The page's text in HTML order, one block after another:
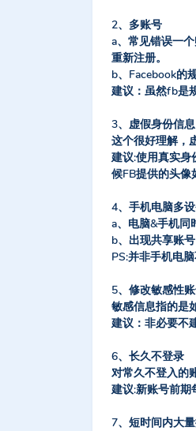
2、多账号
a、常见错误一
重新注册。
b、Facebook的
建议：虽然fb是
3、虚假身份信息
这个很好理解，
建议:使用真实身
候FB提供的头像
4、手机电脑多
a、电脑&手机同
b、出现共享账
PS:并非手机电
5、修改敏感性
敏感信息指的是
建议：非必要不
6、长久不登录
对常久不登入的
建议:新账号前期
7、短时间内大